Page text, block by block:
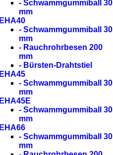
- Schwammgummiball 30
mm
EHA40
- Schwammgummiball 30
mm
- Rauchrohrbesen 200
mm
- Bürsten-Drahtstiel
EHA45
- Schwammgummiball 30
mm
EHA45E
- Schwammgummiball 30
mm
EHA66
- Schwammgummiball 30
mm